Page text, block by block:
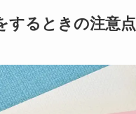
するときの注意点